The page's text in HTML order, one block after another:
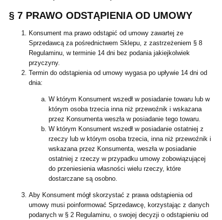
§ 7 PRAWO ODSTĄPIENIA OD UMOWY
Konsument ma prawo odstąpić od umowy zawartej ze
Sprzedawcą za pośrednictwem Sklepu, z zastrzeżeniem § 8
Regulaminu, w terminie 14 dni bez podania jakiejkolwiek
przyczyny.
Termin do odstąpienia od umowy wygasa po upływie 14 dni od
dnia:
W którym Konsument wszedł w posiadanie towaru lub w
którym osoba trzecia inna niż przewoźnik i wskazana
przez Konsumenta weszła w posiadanie tego towaru.
W którym Konsument wszedł w posiadanie ostatniej z
rzeczy lub w którym osoba trzecia, inna niż przewoźnik i
wskazana przez Konsumenta, weszła w posiadanie
ostatniej z rzeczy w przypadku umowy zobowiązującej
do przeniesienia własności wielu rzeczy, które
dostarczane są osobno.
Aby Konsument mógł skorzystać z prawa odstąpienia od
umowy musi poinformować Sprzedawcę, korzystając z danych
podanych w § 2 Regulaminu, o swojej decyzji o odstąpieniu od